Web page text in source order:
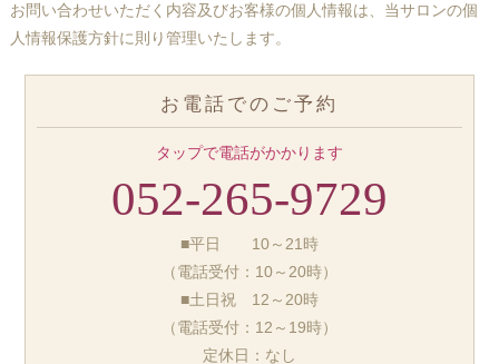
お問い合わせいただく内容及びお客様の個人情報は、当サロンの個
人情報保護方針に則り管理いたします。
お電話でのご予約
タップで電話がかかります
052-265-9729
■平日 10～21時
（電話受付：10～20時）
■土日祝 12～20時
（電話受付：12～19時）
定休日：なし